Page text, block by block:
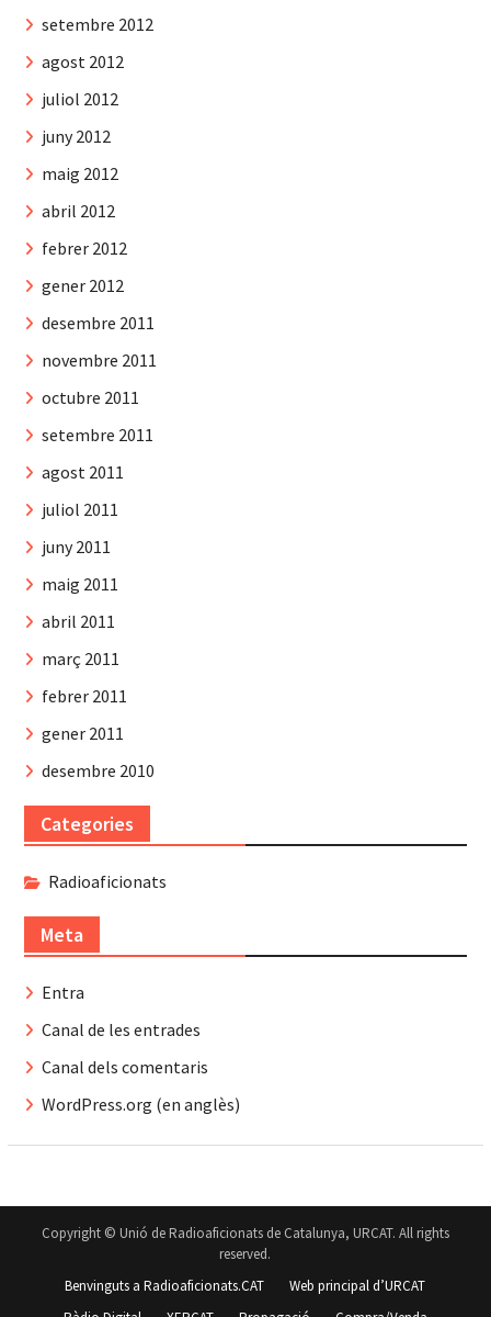
setembre 2012
agost 2012
juliol 2012
juny 2012
maig 2012
abril 2012
febrer 2012
gener 2012
desembre 2011
novembre 2011
octubre 2011
setembre 2011
agost 2011
juliol 2011
juny 2011
maig 2011
abril 2011
març 2011
febrer 2011
gener 2011
desembre 2010
Categories
Radioaficionats
Meta
Entra
Canal de les entrades
Canal dels comentaris
WordPress.org (en anglès)
Copyright © Unió de Radioaficionats de Catalunya, URCAT. All rights
reserved.
Benvinguts a Radioaficionats.CAT
Web principal d’URCAT